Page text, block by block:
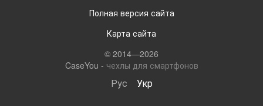
Полная версия сайта
Карта сайта
© 2014—2026
CaseYou - чехлы для смартфонов
Рус Укр